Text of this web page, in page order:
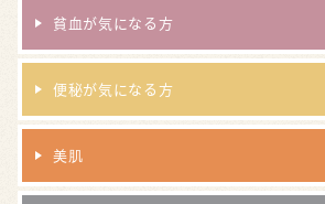
貧血が気になる方
便秘が気になる方
美肌